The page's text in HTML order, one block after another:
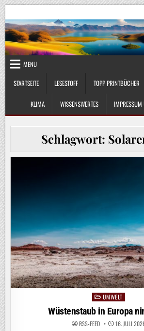
Skip
to
content
UmweltKlima.com
MENU
STARTSEITE
LESESTOFF TOPP PRINTBÜCHER
KLIMA WISSENSWERTES IMPRESSUM
Schlagwort:
Posted
in
UMWELT
Wüstenstaub in Europa
RSS-FEED 16. JULI